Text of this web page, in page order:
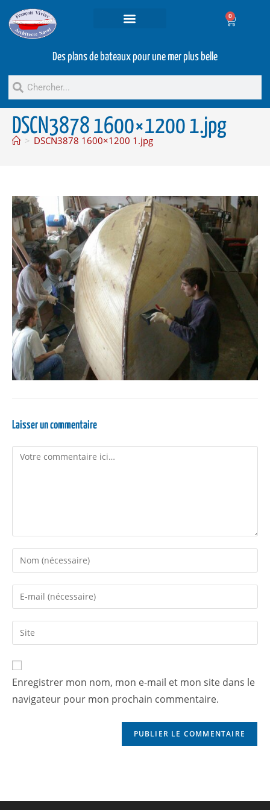
0
Des plans de bateaux pour une mer plus belle
DSCN3878 1600×1200 1.jpg
> DSCN3878 1600×1200 1.jpg
Laisser un commentaire
Enregistrer mon nom, mon e-mail et mon site dans le
navigateur pour mon prochain commentaire.